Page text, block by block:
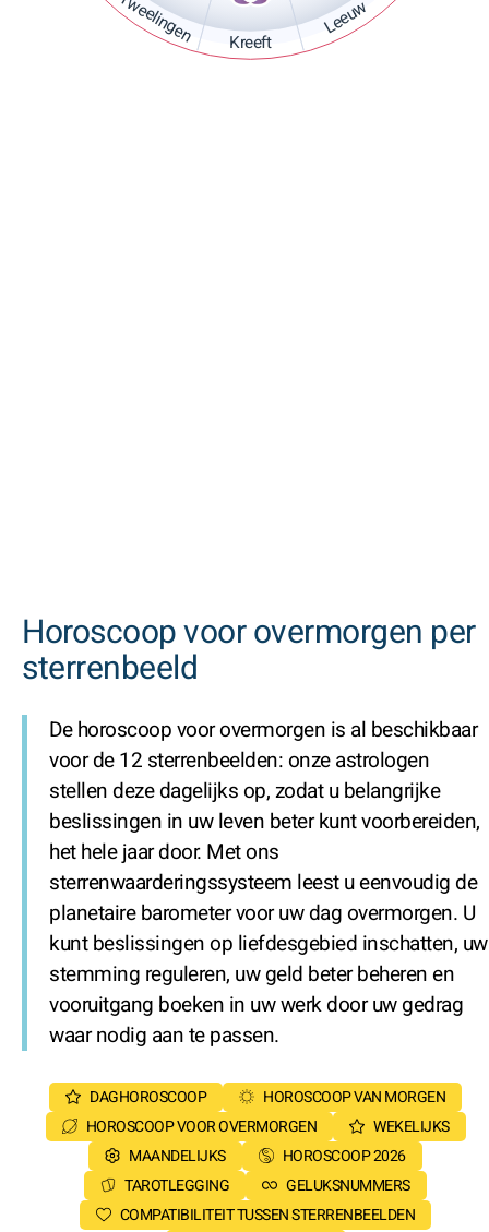
Horoscoop voor overmorgen per
sterrenbeeld
De horoscoop voor overmorgen is al beschikbaar
voor de 12 sterrenbeelden: onze astrologen
stellen deze dagelijks op, zodat u belangrijke
beslissingen in uw leven beter kunt voorbereiden,
het hele jaar door. Met ons
sterrenwaarderingssysteem leest u eenvoudig de
planetaire barometer voor uw dag overmorgen. U
kunt beslissingen op liefdesgebied inschatten, uw
stemming reguleren, uw geld beter beheren en
vooruitgang boeken in uw werk door uw gedrag
waar nodig aan te passen.
DAGHOROSCOOP
HOROSCOOP VAN MORGEN
HOROSCOOP VOOR OVERMORGEN
WEKELIJKS
MAANDELIJKS
HOROSCOOP 2026
TAROTLEGGING
GELUKSNUMMERS
COMPATIBILITEIT TUSSEN STERRENBEELDEN
Tweelingen Kreeft
Leeuw